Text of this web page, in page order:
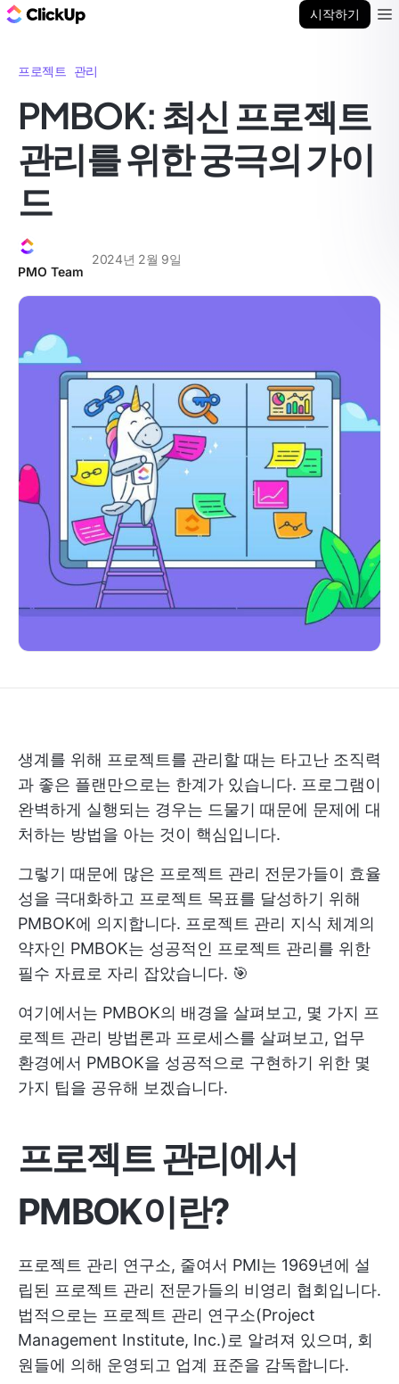
시작하기
프로젝트 관리
PMBOK: 최신 프로젝트
관리를 위한 궁극의 가이
드
PMO Team
2024년 2월 9일
생계를 위해 프로젝트를 관리할 때는 타고난 조직력
과 좋은 플랜만으로는 한계가 있습니다. 프로그램이
완벽하게 실행되는 경우는 드물기 때문에 문제에 대
처하는 방법을 아는 것이 핵심입니다.
그렇기 때문에 많은 프로젝트 관리 전문가들이 효율
성을 극대화하고 프로젝트 목표를 달성하기 위해
PMBOK에 의지합니다. 프로젝트 관리 지식 체계의
약자인 PMBOK는 성공적인 프로젝트 관리를 위한
필수 자료로 자리 잡았습니다. 🎯
여기에서는 PMBOK의 배경을 살펴보고, 몇 가지 프
로젝트 관리 방법론과 프로세스를 살펴보고, 업무
환경에서 PMBOK을 성공적으로 구현하기 위한 몇
가지 팁을 공유해 보겠습니다.
프로젝트 관리에서
PMBOK이란?
프로젝트 관리 연구소, 줄여서 PMI는 1969년에 설
립된 프로젝트 관리 전문가들의 비영리 협회입니다.
법적으로는 프로젝트 관리 연구소(Project
Management Institute, Inc.)로 알려져 있으며, 회
원들에 의해 운영되고 업계 표준을 감독합니다.